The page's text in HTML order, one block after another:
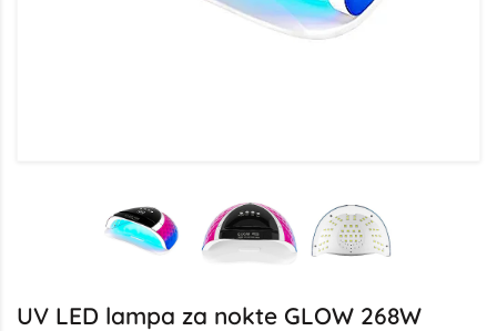
UV LED lampa za nokte GLOW 268W